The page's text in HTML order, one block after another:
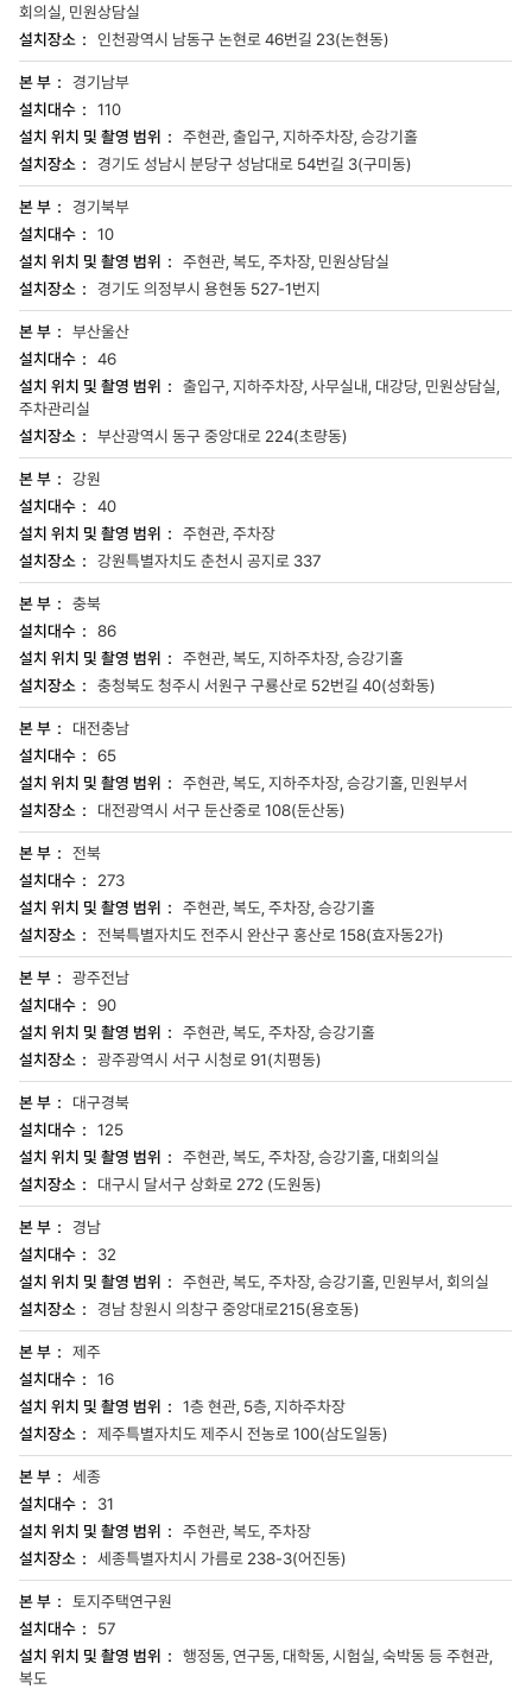
회의실, 민원상담실
인천광역시 남동구 논현로 46번길 23(논현동)
경기남부
110
주현관, 출입구, 지하주차장, 승강기홀
경기도 성남시 분당구 성남대로 54번길 3(구미동)
경기북부
10
주현관, 복도, 주차장, 민원상담실
경기도 의정부시 용현동 527-1번지
부산울산
46
출입구, 지하주차장, 사무실내, 대강당, 민원상담실,
주차관리실
부산광역시 동구 중앙대로 224(초량동)
강원
40
주현관, 주차장
강원특별자치도 춘천시 공지로 337
충북
86
주현관, 복도, 지하주차장, 승강기홀
충청북도 청주시 서원구 구룡산로 52번길 40(성화동)
대전충남
65
주현관, 복도, 지하주차장, 승강기홀, 민원부서
대전광역시 서구 둔산중로 108(둔산동)
전북
273
주현관, 복도, 주차장, 승강기홀
전북특별자치도 전주시 완산구 홍산로 158(효자동2가)
광주전남
90
주현관, 복도, 주차장, 승강기홀
광주광역시 서구 시청로 91(치평동)
대구경북
125
주현관, 복도, 주차장, 승강기홀, 대회의실
대구시 달서구 상화로 272 (도원동)
경남
32
주현관, 복도, 주차장, 승강기홀, 민원부서, 회의실
경남 창원시 의창구 중앙대로215(용호동)
제주
16
1층 현관, 5층, 지하주차장
제주특별자치도 제주시 전농로 100(삼도일동)
세종
31
주현관, 복도, 주차장
세종특별자치시 가름로 238-3(어진동)
토지주택연구원
57
행정동, 연구동, 대학동, 시험실, 숙박동 등 주현관,
복도